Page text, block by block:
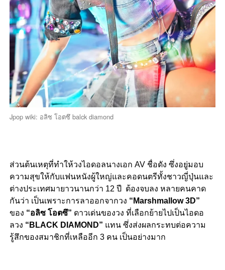
Jpop wiki: อลิซ โอตซึ balck diamond
ส่วนต้นเหตุที่ทำให้วงไอดอลนางเอก AV ชื่อดัง ซึ่งอยู่มอบ
ความสุขให้กับแฟนหนังผู้ใหญ่และคอดนตรีทั้งชาวญี่ปุ่นและ
ต่างประเทศมายาวนานกว่า 12 ปี ต้องจบลง หลายคนคาด
กันว่า เป็นเพราะการลาออกจากวง “Marshmallow 3D”
ของ “อลิซ โอตซึ” ดาวเด่นของวง ที่เลือกย้ายไปเป็นไอดอ
ลวง “BLACK DIAMOND” แทน ซึ่งส่งผลกระทบต่อความ
รู้สึกของสมาชิกที่เหลืออีก 3 คน เป็นอย่างมาก